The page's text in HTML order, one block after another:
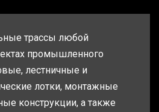
трассы любой
промышленного
лестничные и
лотки, монтажные
конструкции, а также